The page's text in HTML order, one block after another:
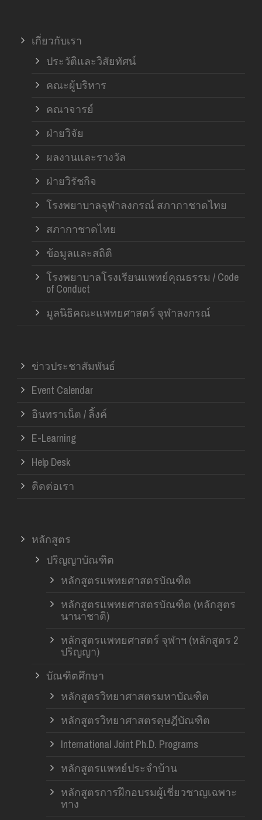
เกี่ยวกับเรา
ประวัติและวิสัยทัศน์
คณะผู้บริหาร
คณาจารย์
ฝ่ายวิจัย
ผลงานและรางวัล
ฝ่ายวิรัชกิจ
โรงพยาบาลจุฬาลงกรณ์ สภากาชาดไทย
สภากาชาดไทย
ข้อมูลและสถิติ
โรงพยาบาลโรงเรียนแพทย์คุณธรรม / Code
of Conduct
มูลนิธิคณะแพทยศาสตร์ จุฬาลงกรณ์
ข่าวประชาสัมพันธ์
Event Calendar
อินทราเน็ต / ลิ้งค์
E-Learning
Help Desk
ติดต่อเรา
หลักสูตร
ปริญญาบัณฑิต
หลักสูตรแพทยศาสตรบัณฑิต
หลักสูตรแพทยศาสตรบัณฑิต (หลักสูตร
นานาชาติ)
หลักสูตรแพทยศาสตร์ จุฬาฯ (หลักสูตร 2
ปริญญา)
บัณฑิตศึกษา
หลักสูตรวิทยาศาสตรมหาบัณฑิต
หลักสูตรวิทยาศาสตรดุษฎีบัณฑิต
International Joint Ph.D. Programs
หลักสูตรแพทย์ประจำบ้าน
หลักสูตรการฝึกอบรมผู้เชี่ยวชาญเฉพาะ
ทาง